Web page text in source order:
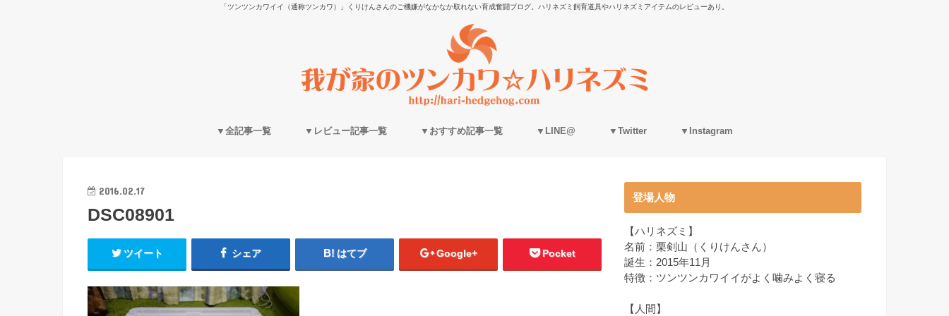
「ツンツンカワイイ（通称ツンカワ）」くりけんさんのご機嫌がなかなか取れない育成奮闘ブログ。ハリネズミ飼育道具やハリネズミアイテムのレビューあり。
▼全記事一覧 ▼レビュー記事一覧 ▼おすすめ記事一覧 ▼LINE@ ▼Twitter ▼Instagram
2016.02.17
DSC08901
ツイート シェア はてブ Google+ Pocket
登場人物
【ハリネズミ】
名前：栗剣山（くりけんさん）
誕生：2015年11月
特徴：ツンツンカワイイがよく噛みよく寝る
【人間】